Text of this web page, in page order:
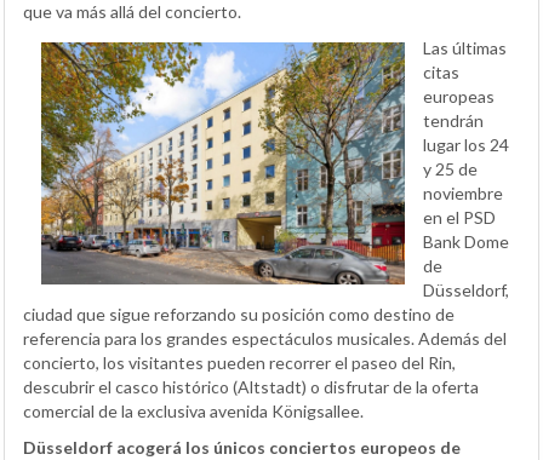
que va más allá del concierto.
Las últimas
citas
europeas
tendrán
lugar los 24
y 25 de
noviembre
en el PSD
Bank Dome
de
Düsseldorf,
ciudad que sigue reforzando su posición como destino de
referencia para los grandes espectáculos musicales. Además del
concierto, los visitantes pueden recorrer el paseo del Rin,
descubrir el casco histórico (Altstadt) o disfrutar de la oferta
comercial de la exclusiva avenida Königsallee.
Düsseldorf acogerá los únicos conciertos europeos de